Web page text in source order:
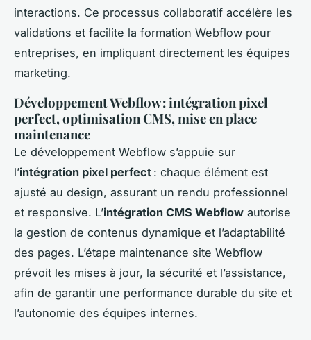
interactions. Ce processus collaboratif accélère les
validations et facilite la formation Webflow pour
entreprises, en impliquant directement les équipes
marketing.
Développement Webflow : intégration pixel
perfect, optimisation CMS, mise en place
maintenance
Le développement Webflow s’appuie sur
l’intégration pixel perfect : chaque élément est
ajusté au design, assurant un rendu professionnel
et responsive. L’intégration CMS Webflow autorise
la gestion de contenus dynamique et l’adaptabilité
des pages. L’étape maintenance site Webflow
prévoit les mises à jour, la sécurité et l’assistance,
afin de garantir une performance durable du site et
l’autonomie des équipes internes.